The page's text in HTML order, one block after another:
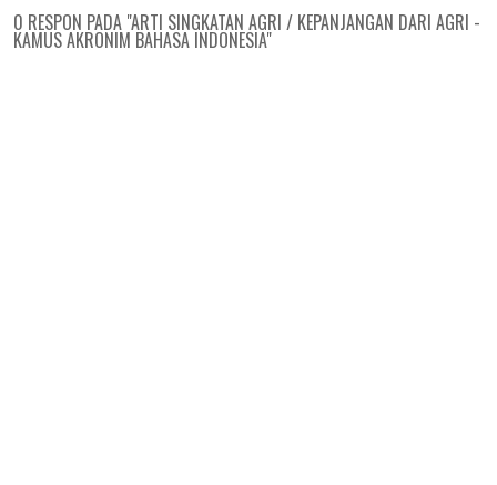
0 RESPON PADA "ARTI SINGKATAN AGRI / KEPANJANGAN DARI AGRI -
KAMUS AKRONIM BAHASA INDONESIA"